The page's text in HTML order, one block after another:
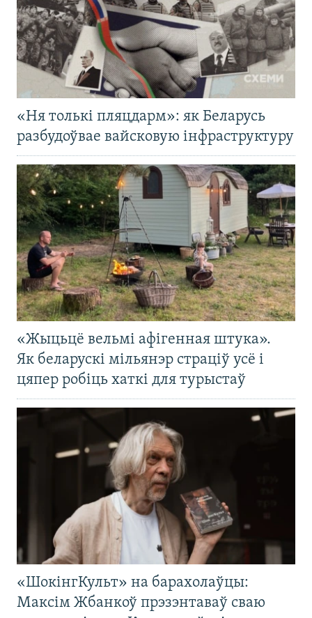
«Ня толькі пляцдарм»: як Беларусь
разбудоўвае вайсковую інфраструктуру
«Жыцьцё вельмі афігенная штука».
Як беларускі мільянэр страціў усё і
цяпер робіць хаткі для турыстаў
«ШокінгКульт» на барахолаўцы:
Максім Жбанкоў прэзэнтаваў сваю